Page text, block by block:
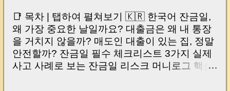
📑 목차 | 탭하여 펼쳐보기 🇰🇷 한국어 잔금일,
왜 가장 중요한 날일까요? 대출금은 왜 내 통장
을 거치지 않을까? 매도인 대출이 있는 집, 정말
안전할까? 잔금일 필수 체크리스트 3가지 실제
사고 사례로 보는 잔금일 리스크 머니로그 핵심